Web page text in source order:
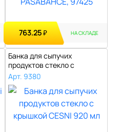
763.25₽ НА СКЛАДЕ
Банка для сыпучих
продуктов стекло с
крышкой CESNI 920 ..
Арт. 9380